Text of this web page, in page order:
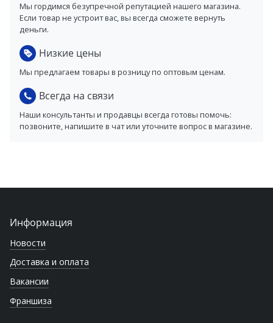
Мы гордимся безупречной репутацией нашего магазина.
Если товар не устроит вас, вы всегда сможете вернуть
деньги.
Низкие цены
Мы предлагаем товары в розницу по оптовым ценам.
Всегда на связи
Наши консультанты и продавцы всегда готовы помочь:
позвоните, напишите в чат или уточните вопрос в магазине.
Информация
Новости
Доставка и оплата
Вакансии
Франшиза